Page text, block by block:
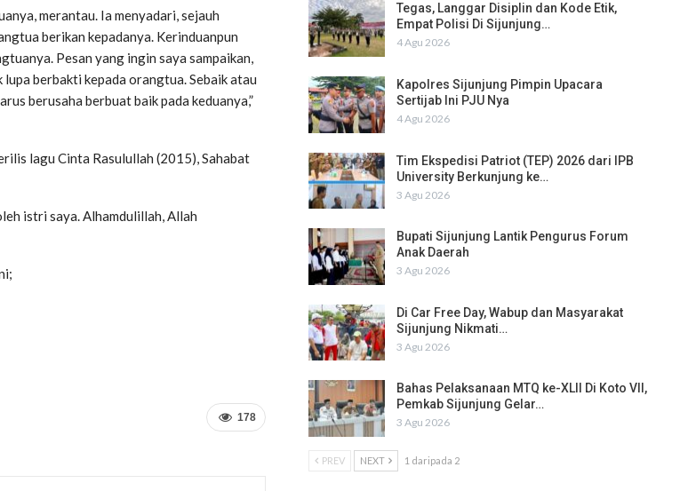
merantau. Ia menyadari, sejauh
berikan kepadanya. Kerinduanpun
Pesan yang ingin saya sampaikan,
berbakti kepada orangtua. Sebaik atau
berusaha berbuat baik pada keduanya,”
lagu Cinta Rasulullah (2015), Sahabat
istri saya. Alhamdulillah, Allah
178
Tegas, Langgar Disiplin dan Kode Etik,
Empat Polisi Di Sijunjung…
4 Agu 2026
Kapolres Sijunjung Pimpin Upacara
Sertijab Ini PJU Nya
4 Agu 2026
Tim Ekspedisi Patriot (TEP) 2026 dari IPB
University Berkunjung ke…
3 Agu 2026
Bupati Sijunjung Lantik Pengurus Forum
Anak Daerah
3 Agu 2026
Di Car Free Day, Wabup dan Masyarakat
Sijunjung Nikmati…
3 Agu 2026
Bahas Pelaksanaan MTQ ke-XLII Di Koto VII,
Pemkab Sijunjung Gelar…
3 Agu 2026
PREV NEXT 1 daripada 2